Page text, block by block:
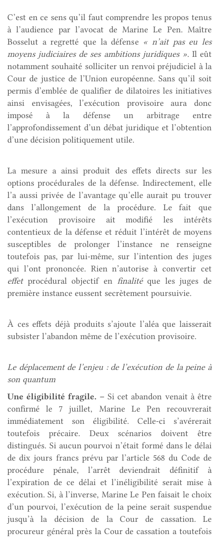
C’est en ce sens qu’il faut comprendre les propos tenus
à l’audience par l’avocat de Marine Le Pen. Maître
Bosselut a regretté que la défense « n’ait pas eu les
moyens judiciaires de ses ambitions juridiques ». Il eût
notamment souhaité solliciter un renvoi préjudiciel à la
Cour de justice de l’Union européenne. Sans qu’il soit
permis d’emblée de qualifier de dilatoires les initiatives
ainsi envisagées, l’exécution provisoire aura donc
imposé à la défense un arbitrage entre
l’approfondissement d’un débat juridique et l’obtention
d’une décision politiquement utile.
La mesure a ainsi produit des effets directs sur les
options procédurales de la défense. Indirectement, elle
l’a aussi privée de l’avantage qu’elle aurait pu trouver
dans l’allongement de la procédure. Le fait que
l’exécution provisoire ait modifié les intérêts
contentieux de la défense et réduit l’intérêt de moyens
susceptibles de prolonger l’instance ne renseigne
toutefois pas, par lui-même, sur l’intention des juges
qui l’ont prononcée. Rien n’autorise à convertir cet
effetprocédural objectif en finalitéque les juges de
première instance eussent secrètement poursuivie.
À ces effets déjà produits s’ajoute l’aléa que laisserait
subsister l’abandon même de l’exécution provisoire.
Le déplacement de l’enjeu : de l’exécution de la peine à
son quantum
Une éligibilité fragile. – Si cet abandon venait à être
confirmé le 7 juillet, Marine Le Pen recouvrerait
immédiatement son éligibilité. Celle-ci s’avérerait
toutefois précaire. Deux scénarios doivent être
distingués. Si aucun pourvoi n’était formé dans le délai
de dix jours francs prévu par l’article 568 du Code de
procédure pénale, l’arrêt deviendrait définitif à
l’expiration de ce délai et l’inéligibilité serait mise à
exécution. Si, à l’inverse, Marine Le Pen faisait le choix
d’un pourvoi, l’exécution de la peine serait suspendue
jusqu’à la décision de la Cour de cassation. Le
procureur général près la Cour de cassation a toutefois